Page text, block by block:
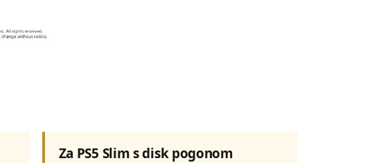
Za PS5 Slim s disk pogonom